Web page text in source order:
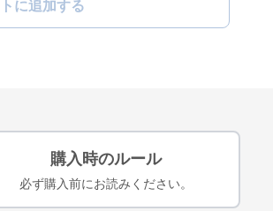
に追加する
購入時のルール
必ず購入前にお読みください。